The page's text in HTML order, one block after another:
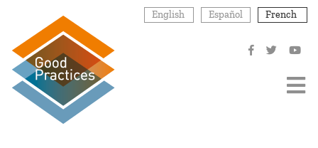
contenu
principal
English Español French